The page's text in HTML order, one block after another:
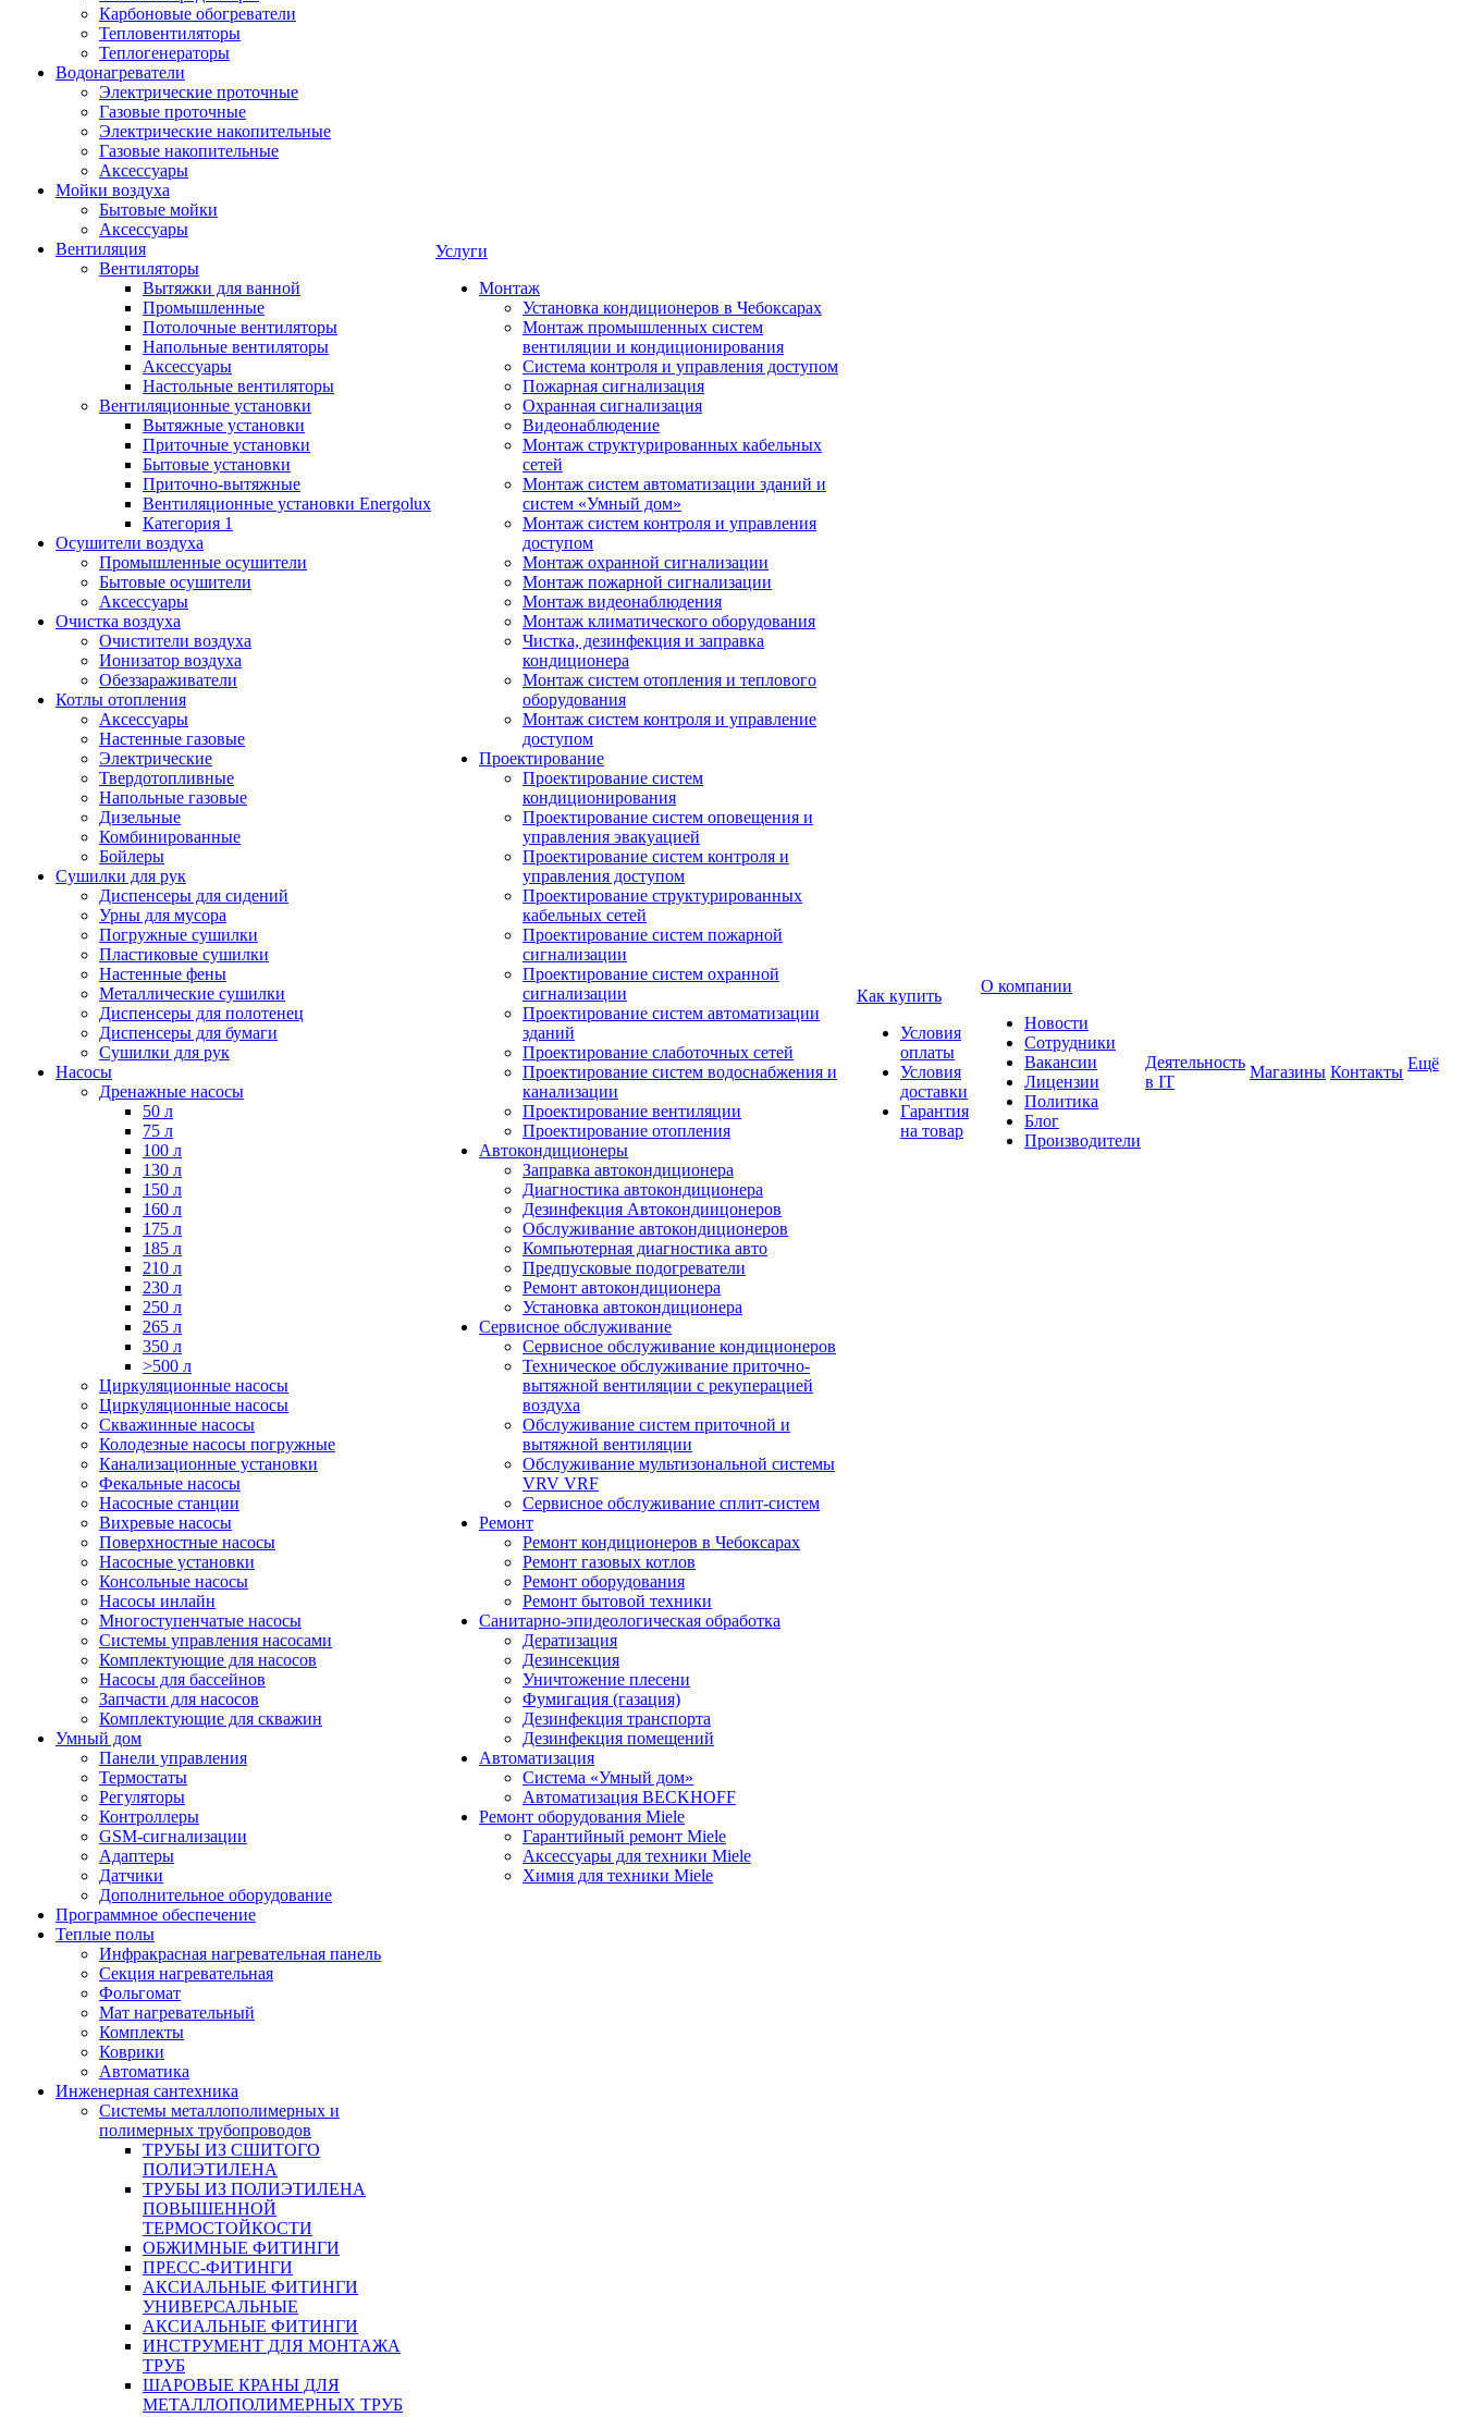
Карбоновые обогреватели
Тепловентиляторы
Теплогенераторы
Водонагреватели
Электрические проточные
Газовые проточные
Электрические накопительные
Газовые накопительные
Аксессуары
Мойки воздуха
Бытовые мойки
Аксессуары
Вентиляция
Вентиляторы
Вытяжки для ванной
Промышленные
Потолочные вентиляторы
Напольные вентиляторы
Аксессуары
Настольные вентиляторы
Вентиляционные установки
Вытяжные установки
Приточные установки
Бытовые установки
Приточно-вытяжные
Вентиляционные установки Energolux
Категория 1
Осушители воздуха
Промышленные осушители
Бытовые осушители
Аксессуары
Очистка воздуха
Очистители воздуха
Ионизатор воздуха
Обеззараживатели
Котлы отопления
Аксессуары
Настенные газовые
Электрические
Твердотопливные
Напольные газовые
Дизельные
Комбинированные
Бойлеры
Сушилки для рук
Диспенсеры для сидений
Урны для мусора
Погружные сушилки
Пластиковые сушилки
Настенные фены
Металлические сушилки
Диспенсеры для полотенец
Диспенсеры для бумаги
Сушилки для рук
Насосы
Дренажные насосы
50 л
75 л
100 л
130 л
150 л
160 л
175 л
185 л
210 л
230 л
250 л
265 л
350 л
>500 л
Циркуляционные насосы
Циркуляционные насосы
Скважинные насосы
Колодезные насосы погружные
Канализационные установки
Фекальные насосы
Насосные станции
Вихревые насосы
Поверхностные насосы
Насосные установки
Консольные насосы
Насосы инлайн
Многоступенчатые насосы
Системы управления насосами
Комплектующие для насосов
Насосы для бассейнов
Запчасти для насосов
Комплектующие для скважин
Умный дом
Панели управления
Термостаты
Регуляторы
Контроллеры
GSM-сигнализации
Адаптеры
Датчики
Дополнительное оборудование
Программное обеспечение
Теплые полы
Инфракрасная нагревательная панель
Секция нагревательная
Фольгомат
Мат нагревательный
Комплекты
Коврики
Автоматика
Инженерная сантехника
Системы металлополимерных и
полимерных трубопроводов
ТРУБЫ ИЗ СШИТОГО
ПОЛИЭТИЛЕНА
ТРУБЫ ИЗ ПОЛИЭТИЛЕНА
ПОВЫШЕННОЙ
ТЕРМОСТОЙКОСТИ
ОБЖИМНЫЕ ФИТИНГИ
ПРЕСС-ФИТИНГИ
АКСИАЛЬНЫЕ ФИТИНГИ
УНИВЕРСАЛЬНЫЕ
АКСИАЛЬНЫЕ ФИТИНГИ
ИНСТРУМЕНТ ДЛЯ МОНТАЖА
ТРУБ
ШАРОВЫЕ КРАНЫ ДЛЯ
МЕТАЛЛОПОЛИМЕРНЫХ ТРУБ
Услуги
Монтаж
Установка кондиционеров в Чебоксарах
Монтаж промышленных систем
вентиляции и кондиционирования
Система контроля и управления доступом
Пожарная сигнализация
Охранная сигнализация
Видеонаблюдение
Монтаж структурированных кабельных
сетей
Монтаж систем автоматизации зданий и
систем «Умный дом»
Монтаж систем контроля и управления
доступом
Монтаж охранной сигнализации
Монтаж пожарной сигнализации
Монтаж видеонаблюдения
Монтаж климатического оборудования
Чистка, дезинфекция и заправка
кондиционера
Монтаж систем отопления и теплового
оборудования
Монтаж систем контроля и управление
доступом
Проектирование
Проектирование систем
кондиционирования
Проектирование систем оповещения и
управления эвакуацией
Проектирование систем контроля и
управления доступом
Проектирование структурированных
кабельных сетей
Проектирование систем пожарной
сигнализации
Проектирование систем охранной
сигнализации
Проектирование систем автоматизации
зданий
Проектирование слаботочных сетей
Проектирование систем водоснабжения и
канализации
Проектирование вентиляции
Проектирование отопления
Автокондиционеры
Заправка автокондиционера
Диагностика автокондиционера
Дезинфекция Автокондиицонеров
Обслуживание автокондиционеров
Компьютерная диагностика авто
Предпусковые подогреватели
Ремонт автокондиционера
Установка автокондиционера
Сервисное обслуживание
Сервисное обслуживание кондиционеров
Техническое обслуживание приточно-
вытяжной вентиляции с рекуперацией
воздуха
Обслуживание систем приточной и
вытяжной вентиляции
Обслуживание мультизональной системы
VRV VRF
Сервисное обслуживание сплит-систем
Ремонт
Ремонт кондиционеров в Чебоксарах
Ремонт газовых котлов
Ремонт оборудования
Ремонт бытовой техники
Санитарно-эпидеологическая обработка
Дератизация
Дезинсекция
Уничтожение плесени
Фумигация (газация)
Дезинфекция транспорта
Дезинфекция помещений
Автоматизация
Система «Умный дом»
Автоматизация BECKHOFF
Ремонт оборудования Miele
Гарантийный ремонт Miele
Аксессуары для техники Miele
Химия для техники Miele
Как купить
Условия
оплаты
Условия
доставки
Гарантия
на товар
О компании
Новости
Сотрудники
Вакансии
Лицензии
Политика
Блог
Производители
Деятельность
в IT
Магазины Контакты Ещё